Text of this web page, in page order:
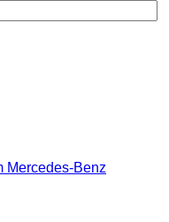
Mercedes-Benz